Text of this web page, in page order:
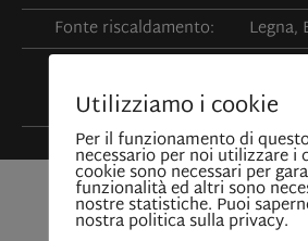
Fonte riscaldamento:
Legna,
riscaldamento:
Utilizziamo i cookie
Per il funzionamento di
necessario per noi utilizzare i
cookie sono necessari per
funzionalità ed altri sono
nostre statistiche. Puoi
nostra politica sulla privacy.